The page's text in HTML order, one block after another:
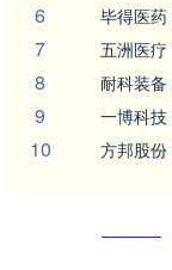
6 毕得医药
7 五洲医疗
8 耐科装备
9 一博科技
10 方邦股份